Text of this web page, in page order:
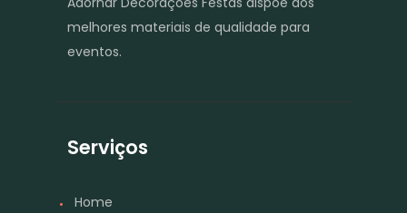
melhores materiais de qualidade para
eventos.
Serviços
Home